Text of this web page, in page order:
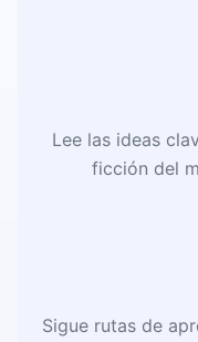
Lee las ideas
ficción del
Sigue rutas de